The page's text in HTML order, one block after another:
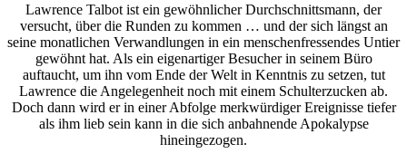
Lawrence Talbot ist ein gewöhnlicher Durchschnittsmann, der
versucht, über die Runden zu kommen … und der sich längst an
seine monatlichen Verwandlungen in ein menschenfressendes Untier
gewöhnt hat. Als ein eigenartiger Besucher in seinem Büro
auftaucht, um ihn vom Ende der Welt in Kenntnis zu setzen, tut
Lawrence die Angelegenheit noch mit einem Schulterzucken ab.
Doch dann wird er in einer Abfolge merkwürdiger Ereignisse tiefer
als ihm lieb sein kann in die sich anbahnende Apokalypse
hineingezogen.